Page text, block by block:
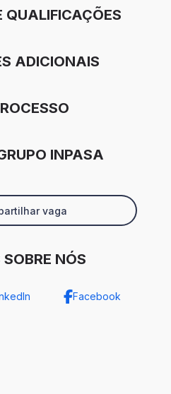
QUALIFICAÇÕES
ADICIONAIS
INPASA
vaga
NÓS
Facebook